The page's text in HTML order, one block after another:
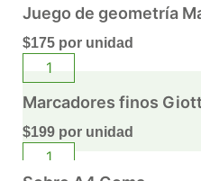
Juego de geometría
$175 por unidad
Marcadores finos
$199 por unidad